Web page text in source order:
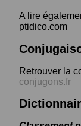
A lire
ptidico.com
Retrouver la
conjugons.fr